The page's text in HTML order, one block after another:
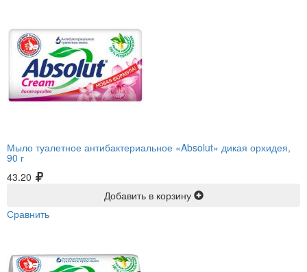
Мыло туалетное антибактериальное «Absolut» дикая орхидея,
90 г
43.20
Добавить в корзину
Сравнить